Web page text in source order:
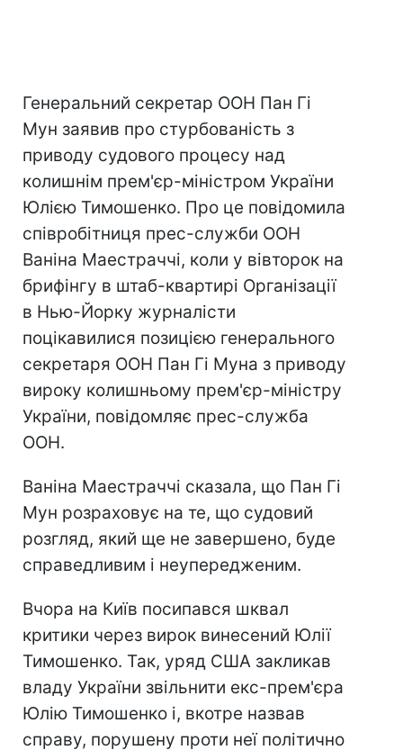
Генеральний секретар ООН Пан Гі
Мун заявив про стурбованість з
приводу судового процесу над
колишнім прем'єр-міністром України
Юлією Тимошенко. Про це повідомила
співробітниця прес-служби ООН
Ваніна Маестраччі, коли у вівторок на
брифінгу в штаб-квартирі Організації
в Нью-Йорку журналісти
поцікавилися позицією генерального
секретаря ООН Пан Гі Муна з приводу
вироку колишньому прем'єр-міністру
України, повідомляє прес-служба
ООН.
Ваніна Маестраччі сказала, що Пан Гі
Мун розраховує на те, що судовий
розгляд, який ще не завершено, буде
справедливим і неупередженим.
Вчора на Київ посипався шквал
критики через вирок винесений Юлії
Тимошенко. Так, уряд США закликав
владу України звільнити екс-прем'єра
Юлію Тимошенко і, вкотре назвав
справу, порушену проти неї політично